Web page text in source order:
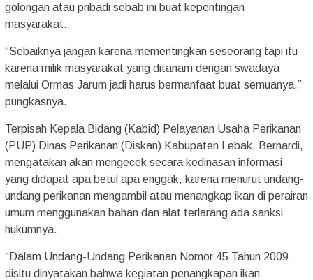
golongan atau pribadi sebab ini buat kepentingan
masyarakat.
“Sebaiknya jangan karena mementingkan seseorang tapi itu
karena milik masyarakat yang ditanam dengan swadaya
melalui Ormas Jarum jadi harus bermanfaat buat semuanya,”
pungkasnya.
Terpisah Kepala Bidang (Kabid) Pelayanan Usaha Perikanan
(PUP) Dinas Perikanan (Diskan) Kabupaten Lebak, Bernardi,
mengatakan akan mengecek secara kedinasan informasi
yang didapat apa betul apa enggak, karena menurut undang-
undang perikanan mengambil atau menangkap ikan di perairan
umum menggunakan bahan dan alat terlarang ada sanksi
hukumnya.
“Dalam Undang-Undang Perikanan Nomor 45 Tahun 2009
disitu dinyatakan bahwa kegiatan penangkapan ikan